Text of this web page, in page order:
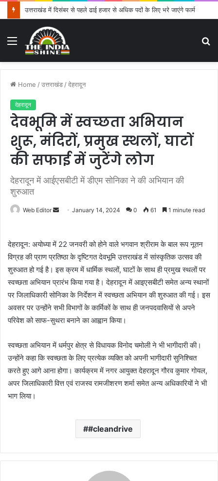
उत्तराखंड में दिसंबर से पहले ढाई हजार से अधिक पदों के लिए भरे जाएंगे फार्म
Menu
Home /उत्तराखंड /देहरादून
देहरादून
देवभूमि में स्वच्छता अभियान
शुरू, मंदिरों, प्रमुख स्थलों, घाटों
की सफाई में जुटेंगे लोग
देहरादून में आईएसबीटी में डीएम सोनिका ने की अभियान की
शुरुआत
Web Editor
d
a
n
e
m
a
January 14, 2024 0 61 1 minute read
देहरादून: अयोध्या में 22 जनवरी को होने वाले भगवान श्रीराम के बाल रूप नूतन
विग्रह की प्राण प्रतिष्ठा के दृष्टिगत देवभूमि उत्तराखंड में सांस्कृतिक उत्सव की
शुरुआत हो गई है। इस क्रम में धार्मिक स्थलों, घाटों के साथ ही प्रमुख स्थलों पर
स्वच्छता अभियान प्रारंभ किया गया है। देहरादून में आइएसबीटी समेत अन्य स्थानों
पर जिलाधिकारी सोनिका के निर्देशन में स्वच्छता अभियान की शुरुआत की गई। इस
अवसर पर उन्होंने सभी विभागों के कार्मिकों के साथ ही जनपदवासियों से अपने
परिवेश को साफ-सुथरा बनाने का आह्वान किया।
स्वच्छता अभियान में धर्मपुर क्षेत्र से विधायक विनोद चमोली ने भी भागीदारी की।
उन्होंने कहा कि स्वच्छता के लिए प्रत्येक व्यक्ति को अपनी भागीदारी सुनिश्चित
करते हुए आगे आना होगा। कार्यक्रम में नगर आयुक्त देहरादून गौरव कुमार गोयल,
अपर जिलाधिकारी वित्त एवं राजस्व रामजीशरण शर्मा समेत अन्य अधिकारियों ने भी
भाग लिया।
#cleandrive